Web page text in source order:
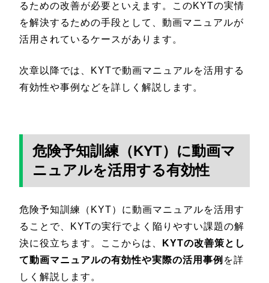
るための改善が必要といえます。このKYTの実情
を解決するための手段として、動画マニュアルが
活用されているケースがあります。
次章以降では、KYTで動画マニュアルを活用する
有効性や事例などを詳しく解説します。
危険予知訓練（KYT）に動画マ
ニュアルを活用する有効性
危険予知訓練（KYT）に動画マニュアルを活用す
ることで、KYTの実行でよく陥りやすい課題の解
決に役立ちます。ここからは、
KYTの改善策とし
て動画マニュアルの有効性や実際の活用事例 を詳
しく解説します。